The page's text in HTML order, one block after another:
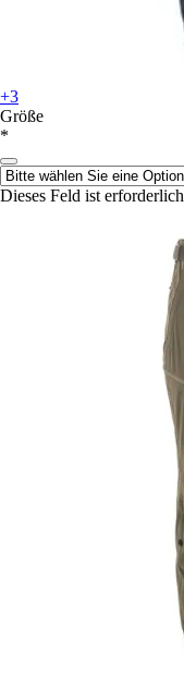
+3
Größe
*
Dieses Feld ist erforderlich